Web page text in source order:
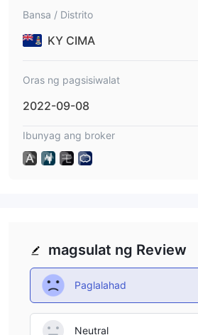
Bansa / Distrito
KY CIMA
Oras ng pagsisiwalat
2022-09-08
Ibunyag ang broker
magsulat ng Review
Paglalahad
Neutral